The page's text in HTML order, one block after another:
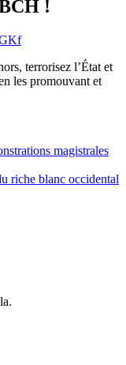
!
terrorisez l’État et
les promouvant et
magistrales
riche blanc occidental